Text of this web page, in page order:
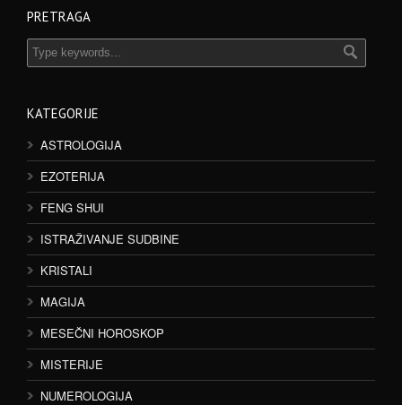
PRETRAGA
KATEGORIJE
ASTROLOGIJA
EZOTERIJA
FENG SHUI
ISTRAŽIVANJE SUDBINE
KRISTALI
MAGIJA
MESEČNI HOROSKOP
MISTERIJE
NUMEROLOGIJA